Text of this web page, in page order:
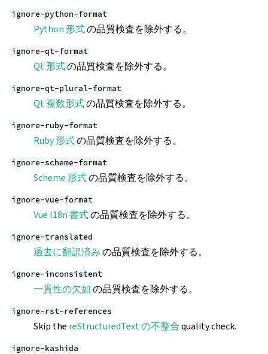
ignore-python-format
Python 形式の品質検査を除外する。
ignore-qt-format
Qt 形式の品質検査を除外する。
ignore-qt-plural-format
Qt 複数形式の品質検査を除外する。
ignore-ruby-format
Ruby 形式の品質検査を除外する。
ignore-scheme-format
Scheme 形式の品質検査を除外する。
ignore-vue-format
Vue I18n 書式の品質検査を除外する。
ignore-translated
過去に翻訳済みの品質検査を除外する。
ignore-inconsistent
一貫性の欠如の品質検査を除外する。
ignore-rst-references
Skip the reStructuredText の不整合quality check.
ignore-kashida